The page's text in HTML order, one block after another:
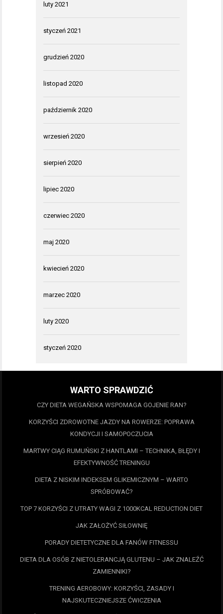
luty 2021
styczeń 2021
grudzień 2020
listopad 2020
październik 2020
wrzesień 2020
sierpień 2020
lipiec 2020
czerwiec 2020
maj 2020
kwiecień 2020
marzec 2020
luty 2020
styczeń 2020
WARTO SPRAWDZIĆ
CZY DIETA WEGAŃSKA WSPOMAGA GOJENIE RAN?
KORZYŚCI ZDROWOTNE JAZDY NA ROWERZE: POPRAWA
KONDYCJI I SAMOPOCZUCIA
MARTWY CIĄG RUMUŃSKI Z HANTLAMI – TECHNIKA, BŁĘDY I
EFEKTYWNOŚĆ TRENINGU
DIETA Z NISKIM INDEKSEM GLIKEMICZNYM – WARTO
SPRÓBOWAĆ?
TOP 7 KORZYŚCI Z UTRATY WAGI Z 1000KCAL REDUCTION DIET
JAK ZAŁOŻYĆ SIŁOWNIĘ
PORADY DIETETYCZNE DLA FANÓW FITNESSU
DIETA DLA OSÓB Z NIETOLERANCJĄ GLUTENU – JAK ZNALEŹĆ
ZAMIENNIKI?
TRENING AEROBOWY: KORZYŚCI, ZASADY I
NAJSKUTECZNIEJSZE ĆWICZENIA